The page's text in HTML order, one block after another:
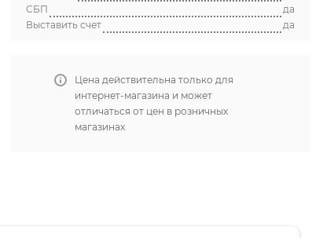
СБП
да
Выставить счет
да
Цена действительна только для
интернет-магазина и может
отличаться от цен в розничных
магазинах